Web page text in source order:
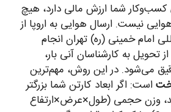
شما ارزش مالی دارد، هیچ
نیست. ارسال هوایی به اروپا از
امام خمینی (ره) تهران انجام
به کارشناسان آنی بار،
می‌شود. در این روش، مهم‌ترین
است: اگر ابعاد کارتن شما بزرگتر
وزن حجمی (طول×عرض×ارتفاع